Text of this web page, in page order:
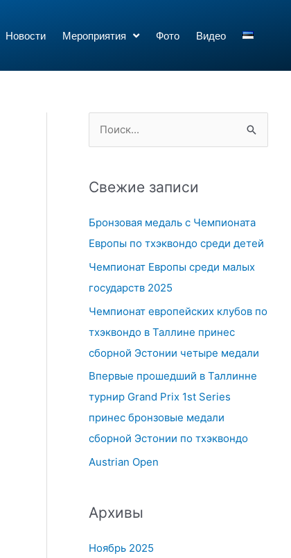
Новости Мероприятия Фото Видео
с
к
:
Свежие записи
Бронзовая медаль с Чемпионата
Европы по тхэквондо среди детей
Чемпионат Европы среди малых
государств 2025
Чемпионат европейских клубов по
тхэквондо в Таллине принес
сборной Эстонии четыре медали
Впервые прошедший в Таллинне
турнир Grand Prix 1st Series
принес бронзовые медали
сборной Эстонии по тхэквондо
Austrian Open
Архивы
Ноябрь 2025